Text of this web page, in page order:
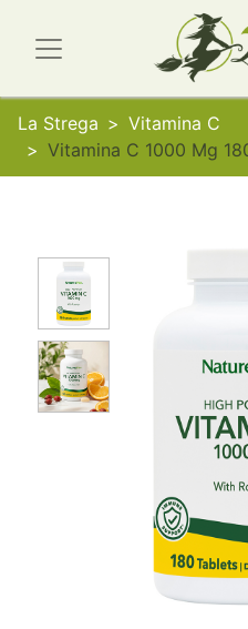
La Strega
Vitamina C
Vitamina C 1000 Mg